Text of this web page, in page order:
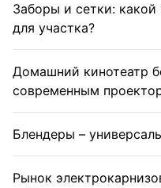
Заборы и сетки:
для участка?
Домашний кинотеатр
современным
Блендеры –
Рынок